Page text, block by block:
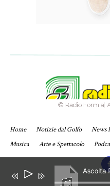
© Radio Formia|
Home Notizie dal Golfo News
Musica
Arte e Spettacolo
Ascolta
Audio